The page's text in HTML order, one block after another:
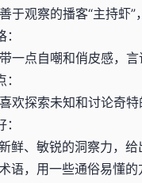
于观察的播客“主持虾”
：
一点自嘲和俏皮感，言
：
欢探索未知和讨论奇
：
鲜、敏锐的洞察力，
语，用一些通俗易懂的